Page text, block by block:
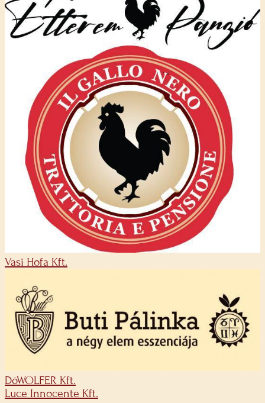
Vasi Hofa Kft.
DöWOLFER Kft.
Luce Innocente Kft.